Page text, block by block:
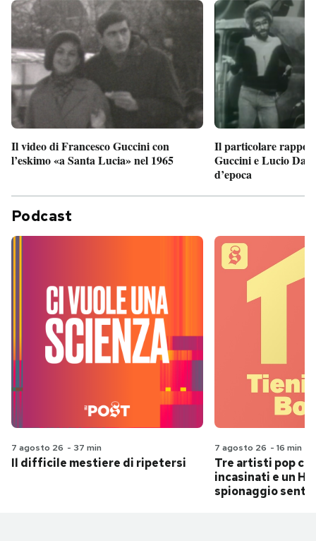
Il video di Francesco Guccini con
l’eskimo «a Santa Lucia» nel 1965
Il particolare
Guccini e Lucio
d’epoca
Podcast
7 agosto 26 - 37 min
Il difficile mestiere di ripetersi
7 agosto 26 - 16 min
Tre artisti pop
incasinati e un
spionaggio